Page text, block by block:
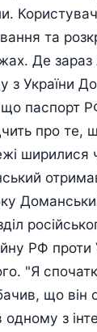
та
Де
з України
що
про те,
ширилися
РФ проти
"Я
що він
одному з